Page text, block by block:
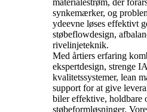
materialestrøm, der
synkemærker, og
ydeevne løses effektivt
støbeflowdesign,
rivelinjeteknik.
Med årtiers erfaring
ekspertdesign, strenge
kvalitetssystemer, lean
support for at give
biler effektive, holdbare
støbeformløsninger.